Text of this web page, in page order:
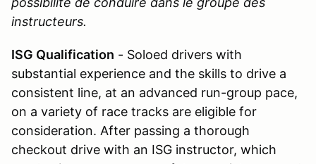
instructeurs.
ISG Qualification - Soloed drivers with
substantial experience and the skills to drive a
consistent line, at an advanced run-group pace,
on a variety of race tracks are eligible for
consideration. After passing a thorough
checkout drive with an ISG instructor, which